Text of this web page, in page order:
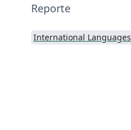
Reporte
International Languages